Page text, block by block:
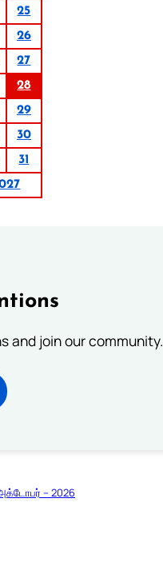
25
26
27
28
29
30
31
and join our community.
– 2026